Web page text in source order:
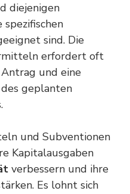
diejenigen
sind. Die
erfordert oft
und eine
geplanten
und Subventionen
Kapitalausgaben
verbessern und ihre
Es lohnt sich